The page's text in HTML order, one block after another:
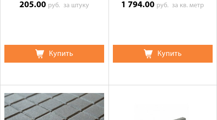
205.00 руб.за штуку
Купить
1 794.00 руб.за кв. метр
Купить